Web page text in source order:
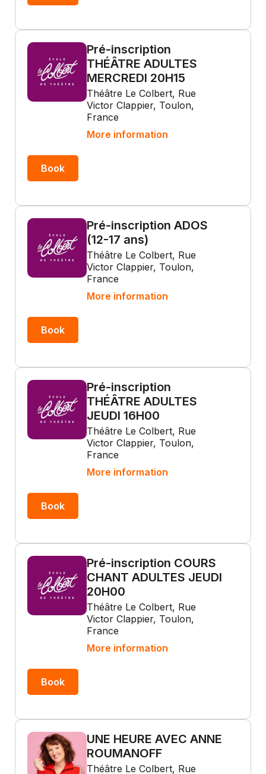
Pré-inscription
THÉÂTRE ADULTES
MERCREDI 20H15
Théâtre Le Colbert, Rue
Victor Clappier, Toulon,
France
More information
Book
Pré-inscription ADOS
(12-17 ans)
Théâtre Le Colbert, Rue
Victor Clappier, Toulon,
France
More information
Book
Pré-inscription
THÉÂTRE ADULTES
JEUDI 16H00
Théâtre Le Colbert, Rue
Victor Clappier, Toulon,
France
More information
Book
Pré-inscription COURS
CHANT ADULTES JEUDI
20H00
Théâtre Le Colbert, Rue
Victor Clappier, Toulon,
France
More information
Book
UNE HEURE AVEC ANNE
ROUMANOFF
Théâtre Le Colbert, Rue